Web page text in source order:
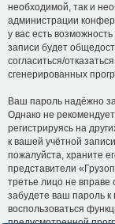
необходимой, так и
администрации
у вас есть
записи будет
согласиться/
сгенерированных
Ваш пароль надёжно
Однако не
регистрируясь на
к вашей учётной
пожалуйста, храните
представители
третье лицо не
забудете ваш пароль
воспользоваться